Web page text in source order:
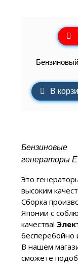
В
Бензиновые
генераторы
Это
высоким
Сборка
Японии с
качества!
бесперебойно
В нашем
сможете